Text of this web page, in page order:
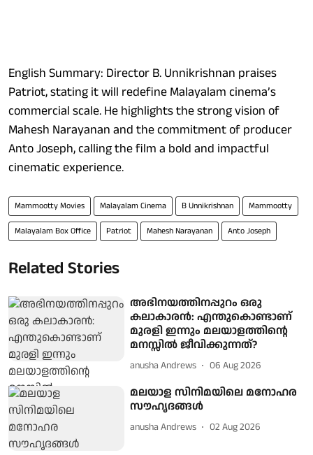
English Summary: Director B. Unnikrishnan praises
Patriot, stating it will redefine Malayalam cinema’s
commercial scale. He highlights the strong vision of
Mahesh Narayanan and the commitment of producer
Anto Joseph, calling the film a bold and impactful
cinematic experience.
Mammootty Movies Malayalam Cinema B Unnikrishnan Mammootty
Malayalam Box Office Patriot Mahesh Narayanan Anto Joseph
Related Stories
അഭിനയത്തിനപ്പുറം ഒരു
കലാകാരൻ: എന്തുകൊണ്ടാണ്
മുരളി ഇന്നും മലയാളത്തിന്റെ
മനസ്സിൽ ജീവിക്കുന്നത്?
anusha Andrews 06 Aug 2026
മലയാള സിനിമയിലെ മനോഹര
സൗഹൃദങ്ങൾ
anusha Andrews 02 Aug 2026